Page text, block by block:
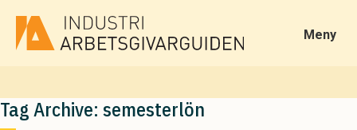
Meny
Tag Archive: semesterlön